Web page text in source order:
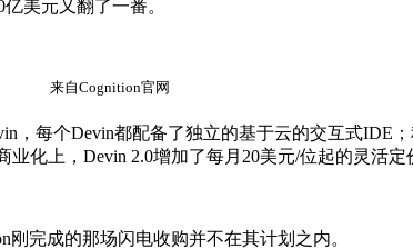
美元又翻了一番。
来自Cognition官网
，每个Devin都配备了独立的基于云的交互式IDE
化上，Devin 2.0增加了每月20美元/位起的灵活定
完成的那场闪电收购并不在其计划之内。